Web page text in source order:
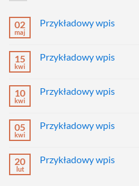
02
maj
Przykładowy wpis
Przykładowy
15
kwi
Przykładowy wpis
Przykładowy
10
kwi
Przykładowy wpis
Przykładowy
05
kwi
Przykładowy wpis
Przykładowy
20
lut
Przykładowy wpis